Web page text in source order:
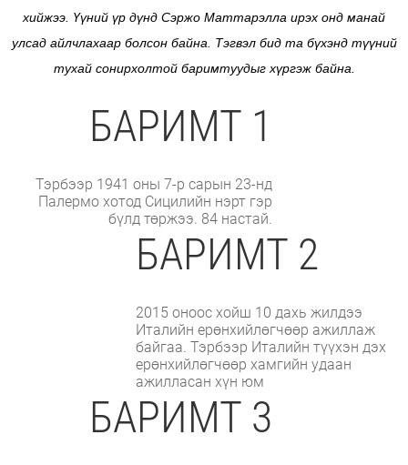
хийжээ. Үүний үр дүнд Сэржо Маттарэлла ирэх онд манай
улсад айлчлахаар болсон байна. Тэгвэл бид та бүхэнд түүний
тухай сонирхолтой баримтуудыг хүргэж байна.
БАРИМТ 1
Тэрбээр 1941 оны 7-р сарын 23-нд
Палермо хотод Сицилийн нэрт гэр
бүлд төржээ. 84 настай.
БАРИМТ 2
2015 оноос хойш 10 дахь жилдээ
Италийн ерөнхийлөгчөөр ажиллаж
байгаа. Тэрбээр Италийн түүхэн дэх
ерөнхийлөгчөөр хамгийн удаан
ажилласан хүн юм
БАРИМТ 3